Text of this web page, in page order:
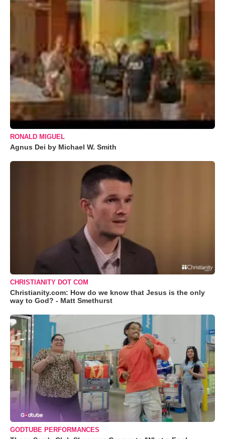
RONALD MIGUEL
Agnus Dei by Michael W. Smith
CHRISTIANITY DOT COM
Christianity.com: How do we know that Jesus is the only
way to God? - Matt Smethurst
GODTUBE PERFORMANCES